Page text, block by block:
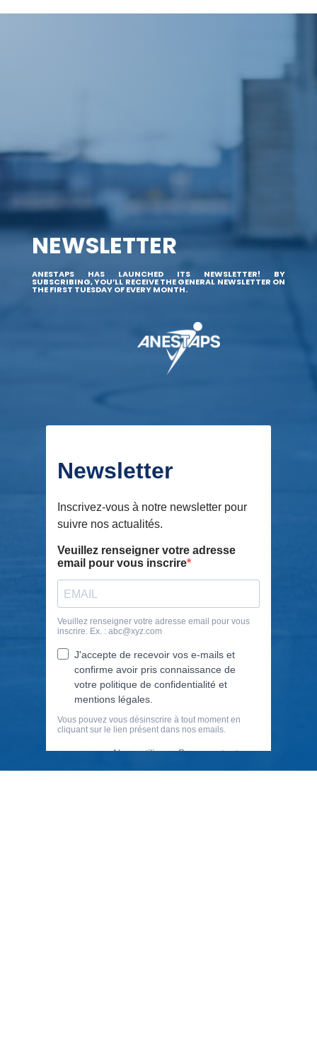
NEWSLETTER
ANESTAPS HAS LAUNCHED ITS NEWSLETTER! BY
SUBSCRIBING, YOU’LL RECEIVE THE GENERAL NEWSLETTER ON
THE FIRST TUESDAY OF EVERY MONTH.